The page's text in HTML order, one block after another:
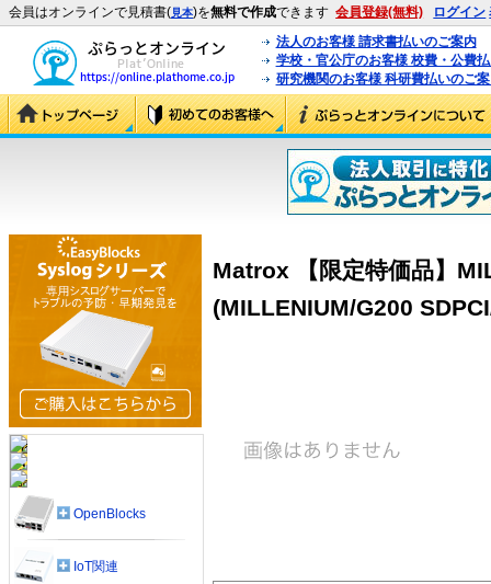
会員はオンラインで見積書(見本)を無料で作成できます 会員登録(無料) ログイン
法人のお客様 請求書払いのご案内
学校・官公庁のお客様 校費・公費
研究機関のお客様 科研費払いのご
Matrox 【限定特価品】
(MILLENIUM/G200
OpenBlocks
IoT関連